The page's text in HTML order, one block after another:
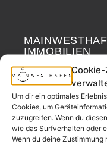
Um dir ein optimales
Cookies, um
zuzugreifen. Wenn du
wie das Surfverhalten oder
Wenn du deine
IMMOBILIEN
Ihr
aus der
Nachbarschaft.
– seit 2017.